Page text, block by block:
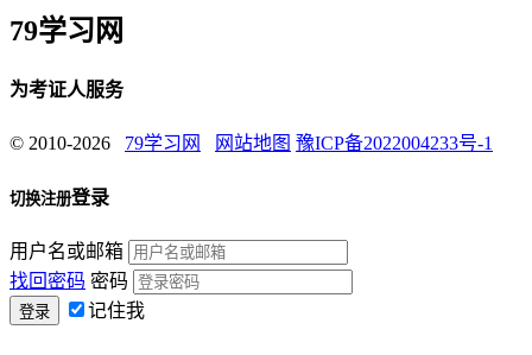
79学习网
为考证人服务
© 2010-2026 79学习网 网站地图 豫ICP备2022004233号-1
切换注册登录
用户名或邮箱
找回密码 密码
记住我